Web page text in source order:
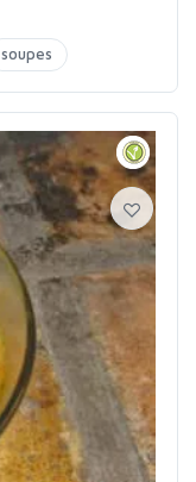
soupes